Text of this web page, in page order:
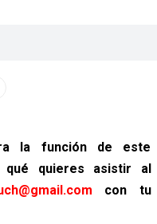
la función de este
quieres asistir al
con tu